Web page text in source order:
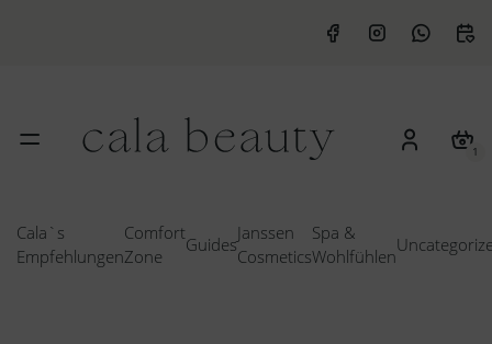
1
Cala`s
Empfehlungen
Comfort
Zone
Guides
Janssen
Cosmetics
Spa &
Wohlfühlen